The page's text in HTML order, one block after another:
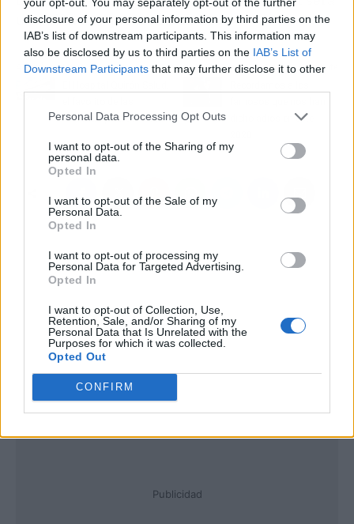
disclosure of your personal information by third parties on the
IAB’s list of downstream participants. This information may
also be disclosed by us to third parties on the IAB’s List of
Downstream Participants that may further disclose it to other
Personal Data Processing Opt Outs
I want to opt-out of the Sharing of my
personal data.
Opted In
I want to opt-out of the Sale of my
Personal Data.
Opted In
I want to opt-out of processing my
Personal Data for Targeted Advertising.
Opted In
I want to opt-out of Collection, Use,
Retention, Sale, and/or Sharing of my
Personal Data that Is Unrelated with the
Purposes for which it was collected.
Opted Out
CONFIRM
una niña a la que llamaran Zoe.
Artículo anterior
famosas para dar a luz
Artículo siguiente
dicho adiós en este
Publicidad